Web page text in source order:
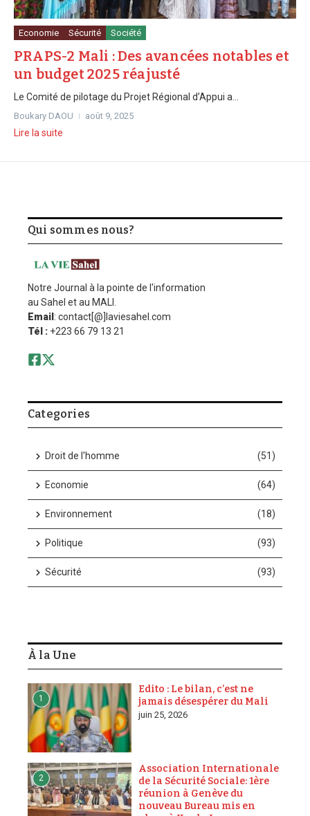
Economie Sécurité Société
PRAPS-2 Mali : Des avancées notables et
un budget 2025 réajusté
Le Comité de pilotage du Projet Régional d’Appui a...
Boukary DAOU août 9, 2025
Lire la suite
Qui sommes nous?
Notre Journal à la pointe de l'information
au Sahel et au MALI.
Email : contact[@]laviesahel.com
Tél : +223 66 79 13 21
Categories
Droit de l'homme (51)
Economie (64)
Environnement (18)
Politique (93)
Sécurité (93)
À la Une
1
Edito : Le bilan, c’est ne
jamais désespérer du Mali
juin 25, 2026
2
Association Internationale
de la Sécurité Sociale: 1ère
réunion à Genève du
nouveau Bureau mis en